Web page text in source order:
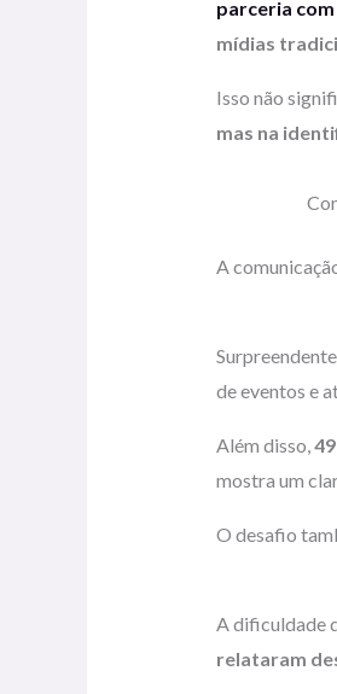
parceria
mídias
Isso não
mas na
A
de eventos e
Além disso,
mostra um
O desafio
A dificuldade
relataram